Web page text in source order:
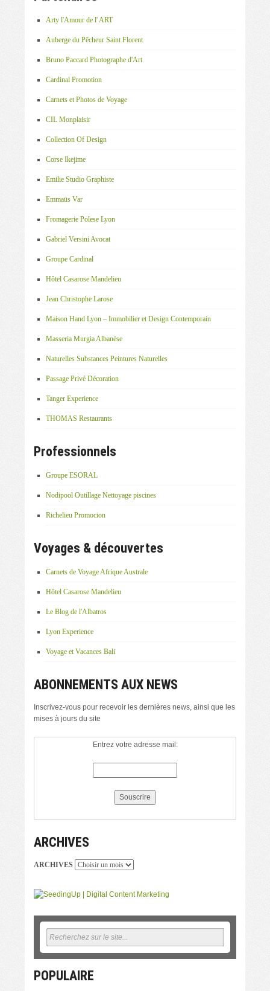
Arty l'Amour de l' ART
Auberge du Pêcheur Saint Florent
Bruno Paccard Photographe d'Art
Cardinal Promotion
Carnets et Photos de Voyage
CIL Monplaisir
Collection Of Design
Corse Ikejime
Emilie Studio Graphiste
Emmaüs Var
Fromagerie Polese Lyon
Gabriel Versini Avocat
Groupe Cardinal
Hôtel Casarose Mandelieu
Jean Christophe Larose
Maison Hand Lyon – Immobilier et Design Contemporain
Masseria Murgia Albanèse
Naturelles Substances Peintures Naturelles
Passage Privé Décoration
Tanger Experience
THOMAS Restaurants
Professionnels
Groupe ESORAL
Nodipool Outillage Nettoyage piscines
Richelieu Promocion
Voyages & découvertes
Carnets de Voyage Afrique Australe
Hôtel Casarose Mandelieu
Le Blog de l'Albatros
Lyon Experience
Voyage et Vacances Bali
ABONNEMENTS AUX NEWS
Inscrivez-vous pour recevoir les dernières news, ainsi que les
mises à jours du site
Entrez votre adresse mail:
ARCHIVES
ARCHIVES
POPULAIRE